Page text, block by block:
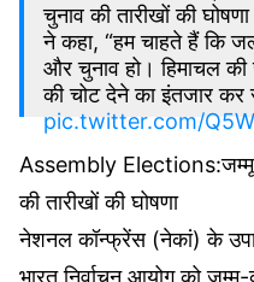
चुनाव की तारीखों की
ने कहा, “हम चाहते हैं कि
और चुनाव हो। हिमाचल की
की चोट देने का इंतजार कर
pic.twitter.com/
– ANI_HindiNews
2024
Assembly Elections:जम्मू-
की तारीखों की घोषणा
नेशनल कॉन्फ्रेंस (नेकां) के
भारत निर्वाचन आयोग को